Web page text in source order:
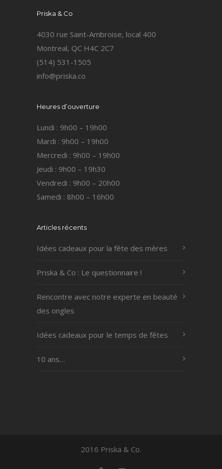
Priska & Co
4030 rue Saint-Ambroise, local 400
Montreal, QC H4C 2C7
(514) 531-1505
info@priska.co
Heures d’ouverture
Lundi : 9h00 – 19h00
Mardi : 9h00 – 19h00
Mercredi : 9h00 – 19h00
Jeudi : 9h00 – 19h30
Vendredi : 9h00 – 20h00
Samedi : 8h00 – 16h00
Articles récents
Idées cadeaux pour la fête des mères
Priska & Co : Le questionnaire !
Rencontre avec notre experte en beauté
des ongles
Idées cadeaux pour le temps de fêtes
10 ans…
2016 Priska & Co.